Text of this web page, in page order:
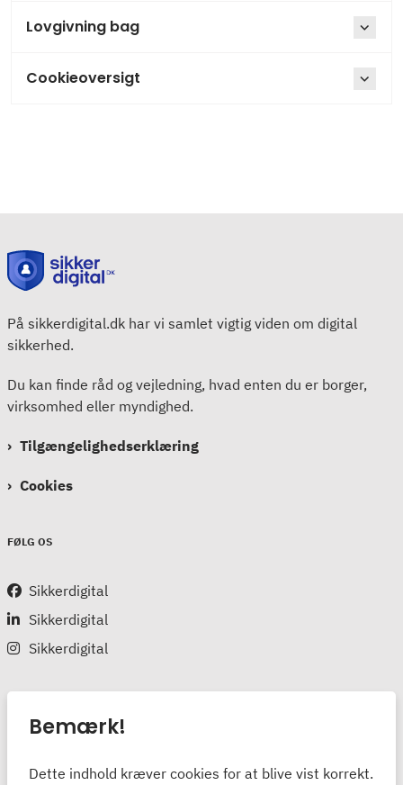
Lovgivning bag
Cookieoversigt
På sikkerdigital.dk har vi samlet vigtig viden om digital
sikkerhed.
Du kan finde råd og vejledning, hvad enten du er borger,
virksomhed eller myndighed.
Tilgængelighedserklæring
Cookies
FØLG OS
Sikkerdigital
Sikkerdigital
Sikkerdigital
Bemærk!
Dette indhold kræver cookies for at blive vist korrekt.